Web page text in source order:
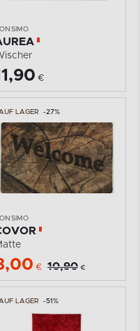
€
LAGER -27%
€ 10,90 €
LAGER -51%